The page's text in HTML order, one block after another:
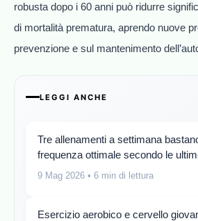
robusta dopo i 60 anni può ridurre
di mortalità prematura, aprendo nuove
prevenzione e sul mantenimento
LEGGI ANCHE
Tre allenamenti a settimana
frequenza ottimale secondo le
9 Mag 2026 • 6 min di lettura
Esercizio aerobico e cervello